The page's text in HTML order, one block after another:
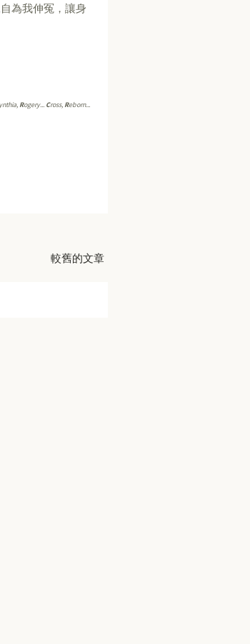
為我伸冤，讓身
Rogery... Cross, Reborn...
較舊的文章